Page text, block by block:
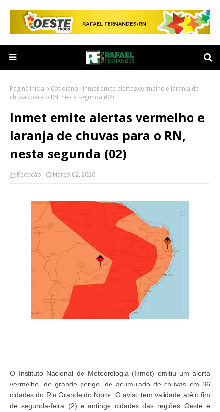
Página inicial Cotidiano
Inmet emite alertas vermelho e laranja de
chuvas para o RN, nesta segunda (02)
Inmet emite alertas vermelho e
laranja de chuvas para o RN,
nesta segunda (02)
Redação Março 02, 2026
O Instituto Nacional de Meteorologia (Inmet) emitiu um alerta
vermelho, de grande perigo, de acumulado de chuvas em 36
cidades do Rio Grande do Norte. O aviso tem validade até o fim
de segunda-feira (2) e antinge cidades das regiões Oeste e